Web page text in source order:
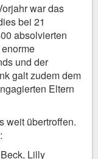
war das
bei 21
absolvierten
und der
galt zudem dem
Eltern
weit übertroffen.
Lilly